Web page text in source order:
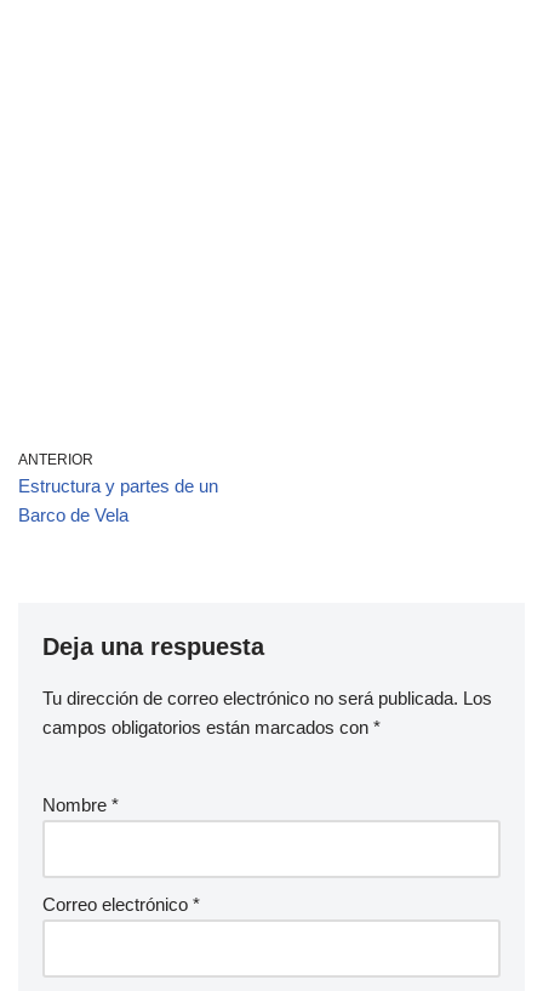
ANTERIOR
Estructura y partes de un
Barco de Vela
Deja una respuesta
Tu dirección de correo electrónico no será publicada. Los
campos obligatorios están marcados con *
Nombre *
Correo electrónico *